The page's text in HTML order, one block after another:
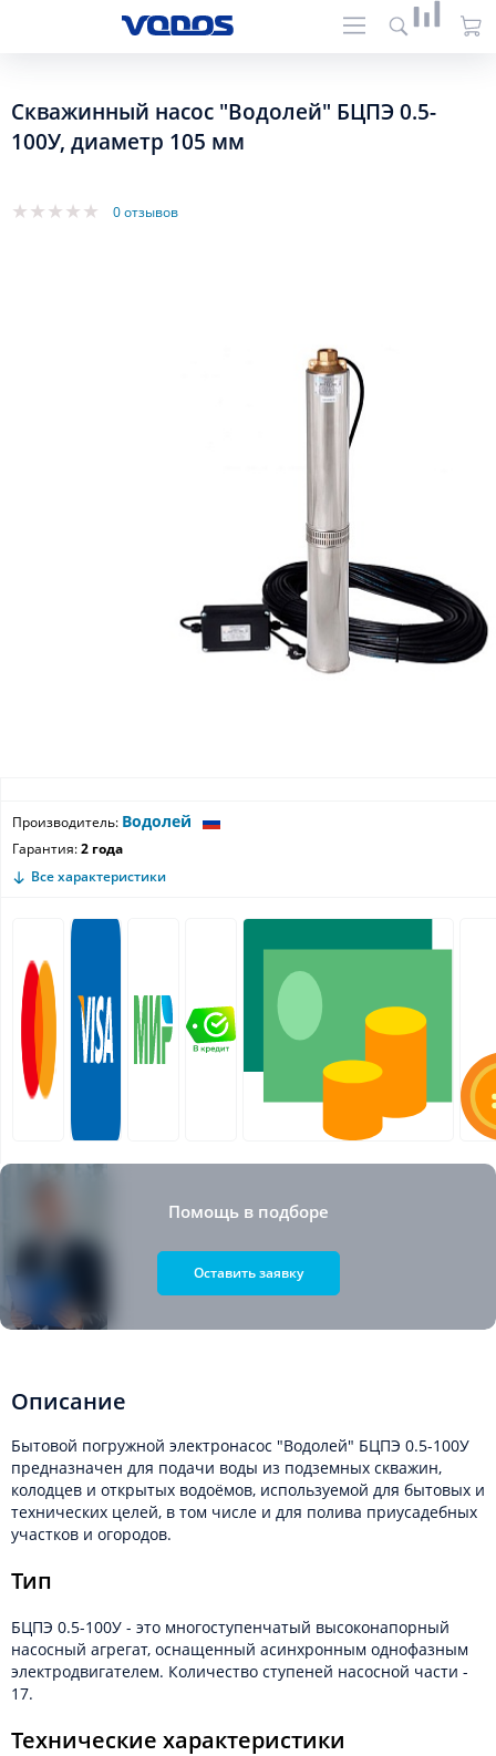
Скважинный насос "Водолей" БЦПЭ 0.5-
100У, диаметр 105 мм
0 отзывов
Производитель: Водолей
Гарантия:2 года
Все характеристики
Помощь в подборе
Оставить заявку
Описание
Бытовой погружной электронасос "Водолей" БЦПЭ 0.5-100У
предназначен для подачи воды из подземных скважин,
колодцев и открытых водоёмов, используемой для бытовых и
технических целей, в том числе и для полива приусадебных
участков и огородов.
Тип
БЦПЭ 0.5-100У - это многоступенчатый высоконапорный
насосный агрегат, оснащенный асинхронным однофазным
электродвигателем. Количество ступеней насосной части -
17.
Технические характеристики